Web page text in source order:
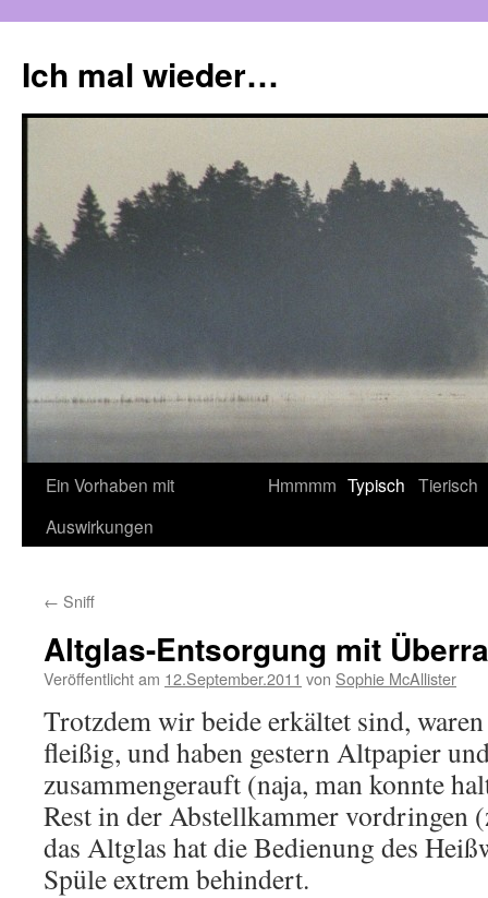
springen
Ich mal wieder…
Ein Vorhaben mit
Auswirkungen
Hmmmm Typisch Tierisch
← Sniff
Altglas-Entsorgung mit
Veröffentlicht am 12.September.2011 von Sophie McAllister
Trotzdem wir beide erkältet sind,
fleißig, und haben gestern Altpapier
zusammengerauft (naja, man konnte
Rest in der Abstellkammer vordringen
das Altglas hat die Bedienung des
Spüle extrem behindert.